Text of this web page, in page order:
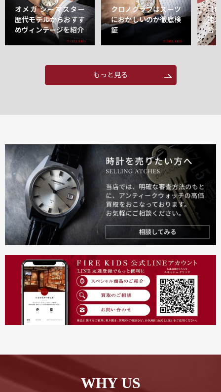
オメガ シーマスター
歴代モデルからおすす
めヴィンテージを紹介
クロノグラフはスーツ
におかしいのか徹底検
証
【
能
合
もっと見る
WHY US